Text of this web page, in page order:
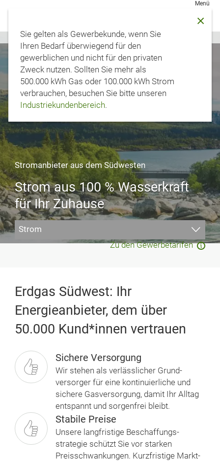
Startseite
Stromanbieter aus dem Südwesten
Strom aus 100 % Wasserkraft
für Ihr Zuhause
Gas
Strom
Gas & Strom kombinieren
Wärmepumpenstrom
Zu den Gewerbetarifen
Erdgas Südwest: Ihr
Energieanbieter, dem über
50.000 Kund*innen vertrauen
Sichere Versorgung
Wir stehen als verlässlicher Grund­
versorger für eine kontinuierliche und
sichere Gasversorgung, damit Ihr Alltag
entspannt und sorgenfrei bleibt.
Stabile Preise
Unsere langfristige Beschaf­fungs­
strategie schützt Sie vor starken
Preisschwankungen. Kurzfristige Markt­
Sie gelten als Gewerbekunde, wenn Sie
Ihren Bedarf überwiegend für den
gewerblichen und nicht für den privaten
Zweck nutzen. Sollten Sie mehr als
500.000 kWh Gas oder 100.000 kWh Strom
verbrauchen, besuchen Sie bitte unseren
Industriekundenbereich.